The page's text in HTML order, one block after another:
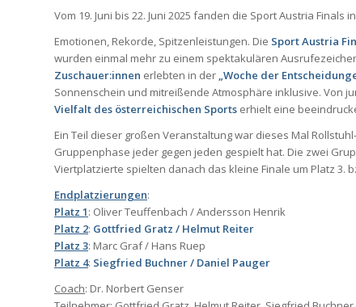
Vom 19. Juni bis 22. Juni 2025 fanden die Sport Austria Finals
Emotionen, Rekorde, Spitzenleistungen. Die Sport Austria
wurden einmal mehr zu einem spektakulären
Zuschauer:innen erlebten in der „Woche der
Sonnenschein und mitreißende Atmosphäre inklusive. Von
Vielfalt des österreichischen Sports erhielt eine
Ein Teil dieser großen Veranstaltung war dieses Mal
Gruppenphase jeder gegen jeden gespielt hat. Die zwei
Viertplatzierte spielten danach das kleine Finale um Platz 3.
Endplatzierungen:
Platz 1: Oliver Teuffenbach / Andersson Henrik
Platz 2: Gottfried Gratz / Helmut Reiter
Platz 3: Marc Graf / Hans Ruep
Platz 4: Siegfried Buchner / Daniel Pauger
Coach: Dr. Norbert Genser